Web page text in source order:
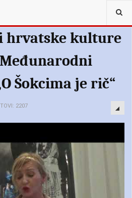
hrvatske kulture
Šokcima je rič“
2207